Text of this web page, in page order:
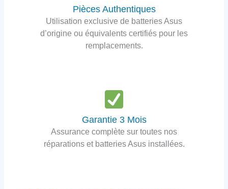
Pièces Authentiques
Utilisation exclusive de batteries Asus
d’origine ou équivalents certifiés pour les
remplacements.
Garantie 3 Mois
Assurance complète sur toutes nos
réparations et batteries Asus installées.